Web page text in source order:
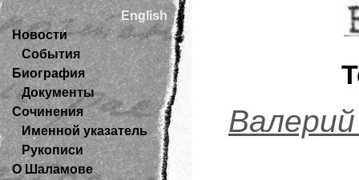
English
Новости
События
Биография
Документы
Сочинения
Именной указатель
Рукописи
О Шаламове